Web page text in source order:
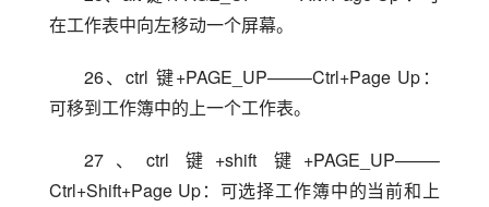
在工作表中向左移动一个屏幕。
26、ctrl 键+PAGE_UP——–Ctrl+Page Up：
可移到工作簿中的上一个工作表。
27、ctrl 键+shift 键+PAGE_UP——–
Ctrl+Shift+Page Up：可选择工作簿中的当前和上